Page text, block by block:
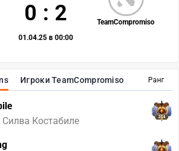
Ранг
Игроки TeamCompromiso
Силва Костабиле
254
TeamCompromiso
0 : 2
01.04.25 в 00:00